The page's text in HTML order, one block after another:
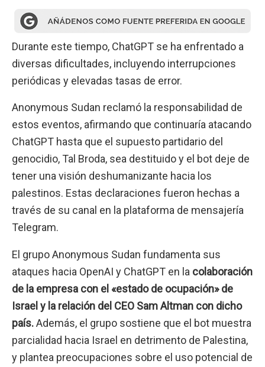
Durante este tiempo, ChatGPT se ha enfrentado a
diversas dificultades, incluyendo interrupciones
periódicas y elevadas tasas de error.
Anonymous Sudan reclamó la responsabilidad de
estos eventos, afirmando que continuaría atacando
ChatGPT hasta que el supuesto partidario del
genocidio, Tal Broda, sea destituido y el bot deje de
tener una visión deshumanizante hacia los
palestinos. Estas declaraciones fueron hechas a
través de su canal en la plataforma de mensajería
Telegram.
El grupo Anonymous Sudan fundamenta sus
ataques hacia OpenAI y ChatGPT en la colaboración
de la empresa con el «estado de ocupación» de
Israel y la relación del CEO Sam Altman con dicho
país.Además, el grupo sostiene que el bot muestra
parcialidad hacia Israel en detrimento de Palestina,
y plantea preocupaciones sobre el uso potencial de